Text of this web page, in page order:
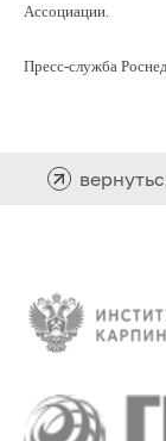
Ассоциации.
Пресс-служба